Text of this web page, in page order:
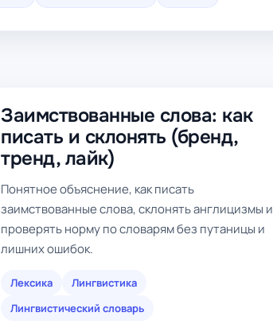
Заимствованные слова: как
писать и склонять (бренд,
тренд, лайк)
Понятное объяснение, как писать
заимствованные слова, склонять англицизмы и
проверять норму по словарям без путаницы и
лишних ошибок.
Лексика
Лингвистика
Лингвистический словарь